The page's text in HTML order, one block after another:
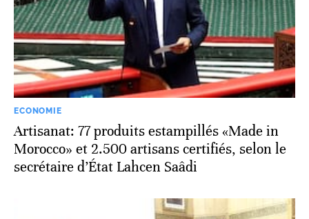
ECONOMIE
Artisanat: 77 produits estampillés «Made in
Morocco» et 2.500 artisans certifiés, selon le
secrétaire d’État Lahcen Saâdi